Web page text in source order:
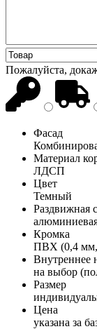
Пожалуйста,
Фасад
Материал
ЛДСП
Цвет
Темный
Раздвижная
Кромка
ПВХ (0,4
Внутреннее
на выбор
Размер
Цена
указана за